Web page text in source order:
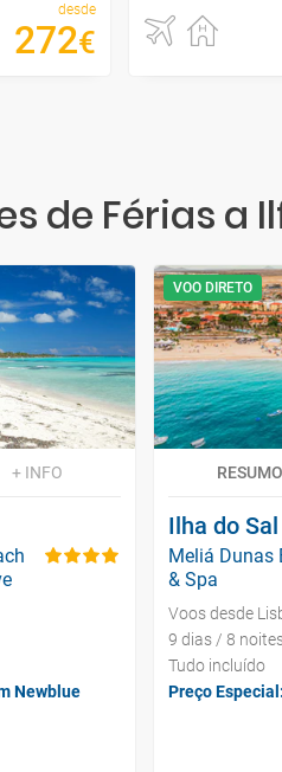
desde
272€
de Férias a
+ INFO
Newblue
VOO DIRETO
RESUMO
Ilha do Sal
Meliá Dunas
& Spa
Voos desde
9 dias / 8
Tudo incluído
Preço